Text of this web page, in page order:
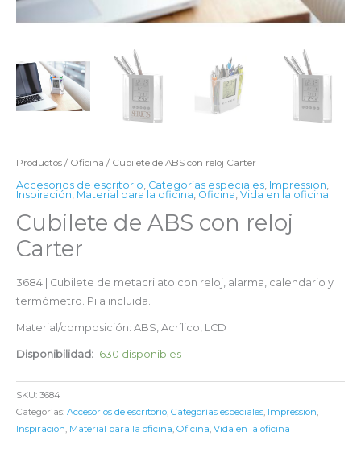
Productos / Oficina / Cubilete de ABS con reloj Carter
Accesorios de escritorio, Categorías especiales, Impression,
Inspiración, Material para la oficina, Oficina, Vida en la oficina
Cubilete de ABS con reloj
Carter
3684 | Cubilete de metacrilato con reloj, alarma, calendario y
termómetro. Pila incluida.
Material/composición: ABS, Acrílico, LCD
Disponibilidad: 1630 disponibles
SKU: 3684
Categorías: Accesorios de escritorio Categorías especiales Impression
Inspiración Material para la oficina Oficina Vida en la oficina